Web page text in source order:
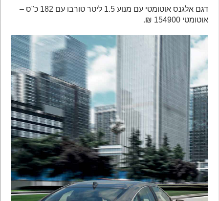
דגם אלגנס אוטומטי עם מנוע 1.5 ליטר טורבו עם 182 כ"ס –
אוטומטי 154900 ₪.